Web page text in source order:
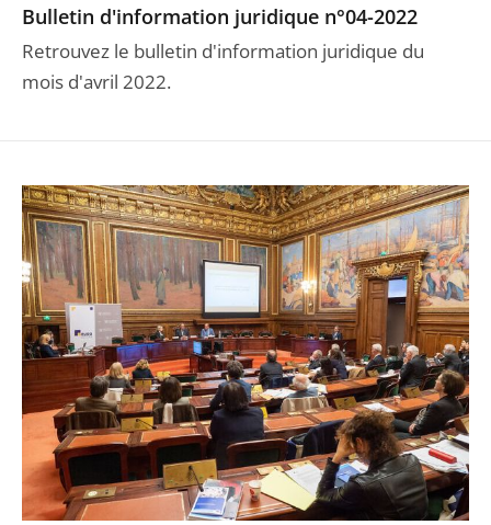
Bulletin d'information juridique n°04-2022
Retrouvez le bulletin d'information juridique du
mois d'avril 2022.